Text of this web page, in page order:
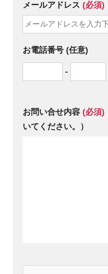
メールアドレス (必須)
お電話番号 (任意)
-
お問い合せ内容 (必須)
いてください。）